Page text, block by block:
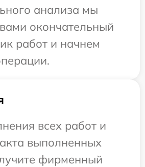
анализа мы
окончательный
работ и начнем
всех работ и
выполненных
фирменный